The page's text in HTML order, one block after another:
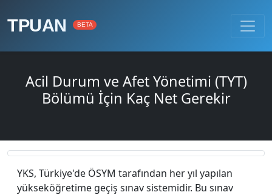
TPUAN BETA
Acil Durum ve Afet Yönetimi (TYT)
Bölümü İçin Kaç Net Gerekir
YKS, Türkiye'de ÖSYM tarafından her yıl yapılan
yükseköğretime geçiş sınav sistemidir. Bu sınav